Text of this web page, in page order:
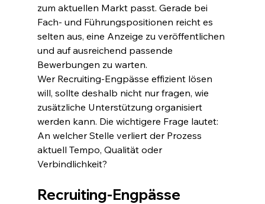
zum aktuellen Markt passt. Gerade bei
Fach- und Führungspositionen reicht es
selten aus, eine Anzeige zu veröffentlichen
und auf ausreichend passende
Bewerbungen zu warten.
Wer Recruiting-Engpässe effizient lösen
will, sollte deshalb nicht nur fragen, wie
zusätzliche Unterstützung organisiert
werden kann. Die wichtigere Frage lautet:
An welcher Stelle verliert der Prozess
aktuell Tempo, Qualität oder
Verbindlichkeit?
Recruiting-Engpässe